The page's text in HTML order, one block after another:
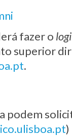
fazer o
superior
.
podem
)